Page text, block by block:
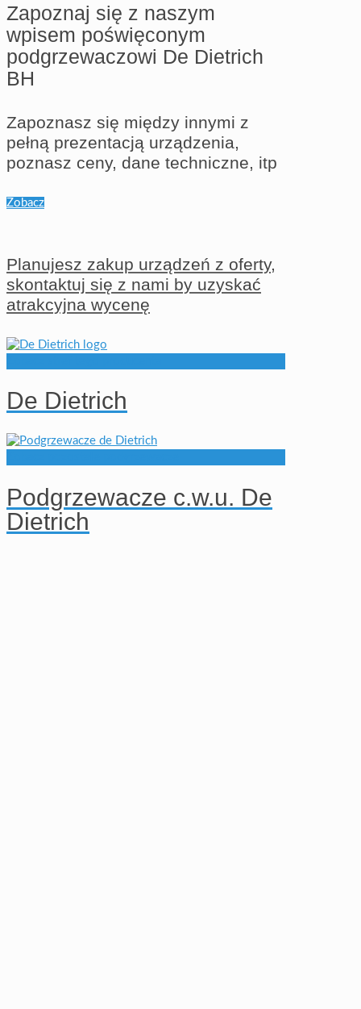
Zapoznaj się z naszym
wpisem poświęconym
podgrzewaczowi De Dietrich
BH
Zapoznasz się między innymi z
pełną prezentacją urządzenia,
poznasz ceny, dane techniczne, itp
Zobacz
Planujesz zakup urządzeń z oferty,
skontaktuj się z nami by uzyskać
atrakcyjna wycenę
De Dietrich
Podgrzewacze c.w.u. De
Dietrich